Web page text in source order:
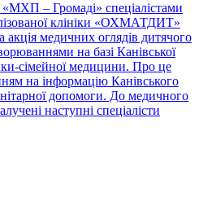
– Громаді» спеціалістами
клініки «ОХМАТДИТ»
медичних оглядів дитячого
на базі Канівської
сімейної медицини. Про це
на інформацію Канівського
допомоги. До медичного
наступні спеціалісти